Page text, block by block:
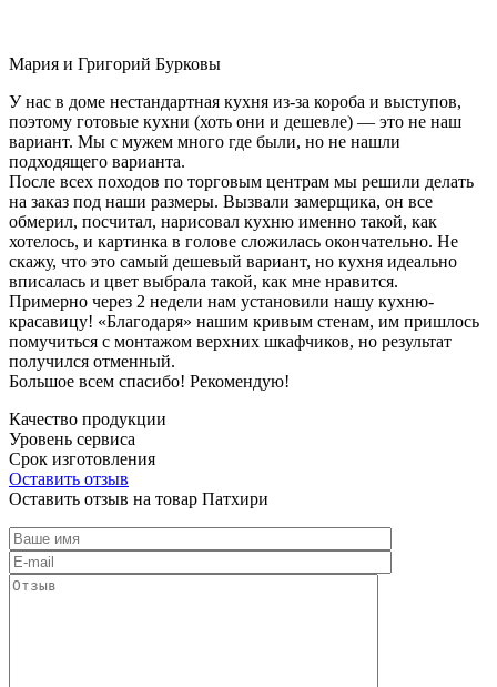
Мария и Григорий Бурковы
У нас в доме нестандартная кухня из-за короба и выступов,
поэтому готовые кухни (хоть они и дешевле) — это не наш
вариант. Мы с мужем много где были, но не нашли
подходящего варианта.
После всех походов по торговым центрам мы решили делать
на заказ под наши размеры. Вызвали замерщика, он все
обмерил, посчитал, нарисовал кухню именно такой, как
хотелось, и картинка в голове сложилась окончательно. Не
скажу, что это самый дешевый вариант, но кухня идеально
вписалась и цвет выбрала такой, как мне нравится.
Примерно через 2 недели нам установили нашу кухню-
красавицу! «Благодаря» нашим кривым стенам, им пришлось
помучиться с монтажом верхних шкафчиков, но результат
получился отменный.
Большое всем спасибо! Рекомендую!
Качество продукции
Уровень сервиса
Срок изготовления
Оставить отзыв
Оставить отзыв на товар Патхири